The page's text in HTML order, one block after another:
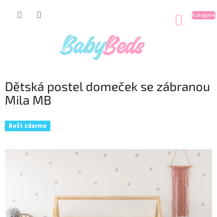
Dětská postel domeček se zábranou
Mila MB
Rošt zdarma